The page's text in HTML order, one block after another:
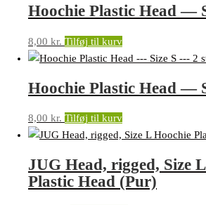
Hoochie Plastic Head —
8,00 kr. Tilføj til kurv
Hoochie Plastic Head —
8,00 kr. Tilføj til kurv
JUG Head, rigged, Size
Plastic Head (Pur)